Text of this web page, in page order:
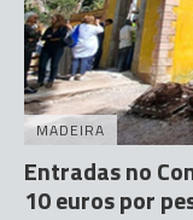
MADEIRA
Entradas no
10 euros por